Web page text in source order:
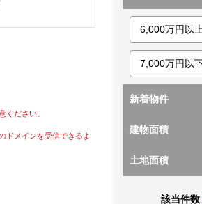
ください。
ドメインを受信できるよ
新着物件
建物面積
土地面積
該当件数